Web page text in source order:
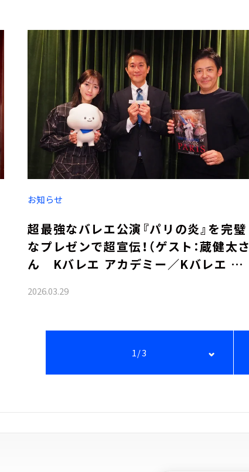
お知らせ
超最強なバレエ公演『パリの炎』を完璧
なプレゼンで超宣伝！（ゲスト：蔵健太さ
ん Kバレエ アカデミー／Kバレエ ス
17時OAにお引越し
2026.03.29
1/3